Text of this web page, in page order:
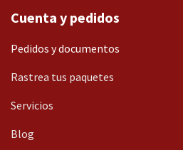
Cuenta y pedidos
Pedidos y documentos
Rastrea tus paquetes
Servicios
Blog